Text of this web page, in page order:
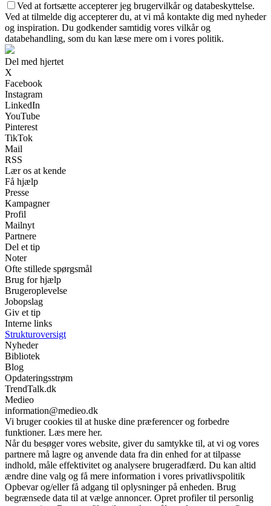
Ved at fortsætte accepterer jeg brugervilkår og databeskyttelse.
Ved at tilmelde dig accepterer du, at vi må kontakte dig med nyheder
og inspiration. Du godkender samtidig vores vilkår og
databehandling, som du kan læse mere om i vores politik.
Del med hjertet
X
Facebook
Instagram
LinkedIn
YouTube
Pinterest
TikTok
Mail
RSS
Lær os at kende
Få hjælp
Presse
Kampagner
Profil
Mailnyt
Partnere
Del et tip
Noter
Ofte stillede spørgsmål
Brug for hjælp
Brugeroplevelse
Jobopslag
Giv et tip
Interne links
Strukturoversigt
Nyheder
Bibliotek
Blog
Opdateringsstrøm
TrendTalk.dk
Medieo
information@medieo.dk
Vi bruger cookies til at huske dine præferencer og forbedre
funktioner. Læs mere her.
Når du besøger vores website, giver du samtykke til, at vi og vores
partnere må lagre og anvende data fra din enhed for at tilpasse
indhold, måle effektivitet og analysere brugeradfærd. Du kan altid
ændre dine valg og få mere information i vores privatlivspolitik
Opbevar og/eller få adgang til oplysninger på enheden. Brug
begrænsede data til at vælge annoncer. Opret profiler til personlig